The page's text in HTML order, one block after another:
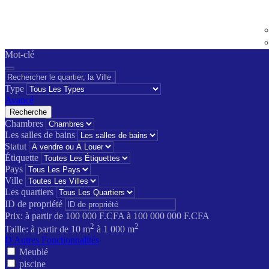
Mot-clé
Type
Avancé
Recherche
Chambres
Les salles de bains
Statut
Étiquette
Pays
Ville
Les quartiers
ID de propriété
Prix: à partir de 100 000 F.CFA à 100 000 000 F.CFA
Taille: à partir de 10 m2 à 1 000 m2
D'Autres Fonctionnalités
Meublé
piscine